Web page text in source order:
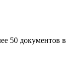
50 документов в